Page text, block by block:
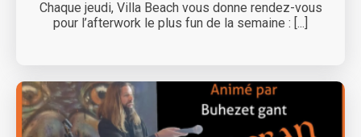
Chaque jeudi, Villa Beach vous donne rendez-vous
pour l’afterwork le plus fun de la semaine : [...]